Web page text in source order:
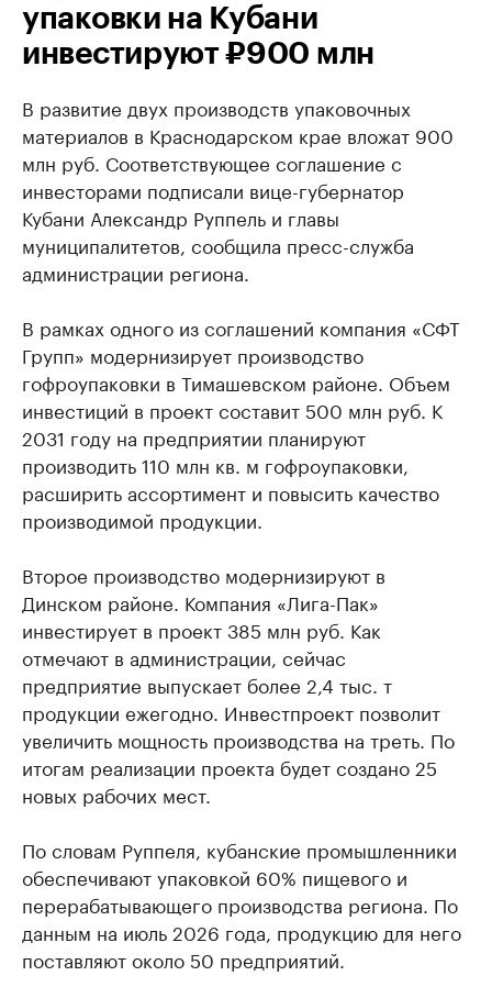
упаковки на Кубани
инвестируют ₽900 млн
В развитие двух производств упаковочных
материалов в Краснодарском крае вложат 900
млн руб. Соответствующее соглашение с
инвесторами подписали вице-губернатор
Кубани Александр Руппель и главы
муниципалитетов, сообщила пресс-служба
администрации региона.
В рамках одного из соглашений компания «СФТ
Групп» модернизирует производство
гофроупаковки в Тимашевском районе. Объем
инвестиций в проект составит 500 млн руб. К
2031 году на предприятии планируют
производить 110 млн кв. м гофроупаковки,
расширить ассортимент и повысить качество
производимой продукции.
Второе производство модернизируют в
Динском районе. Компания «Лига-Пак»
инвестирует в проект 385 млн руб. Как
отмечают в администрации, сейчас
предприятие выпускает более 2,4 тыс. т
продукции ежегодно. Инвестпроект позволит
увеличить мощность производства на треть. По
итогам реализации проекта будет создано 25
новых рабочих мест.
По словам Руппеля, кубанские промышленники
обеспечивают упаковкой 60% пищевого и
перерабатывающего производства региона. По
данным на июль 2026 года, продукцию для него
поставляют около 50 предприятий.